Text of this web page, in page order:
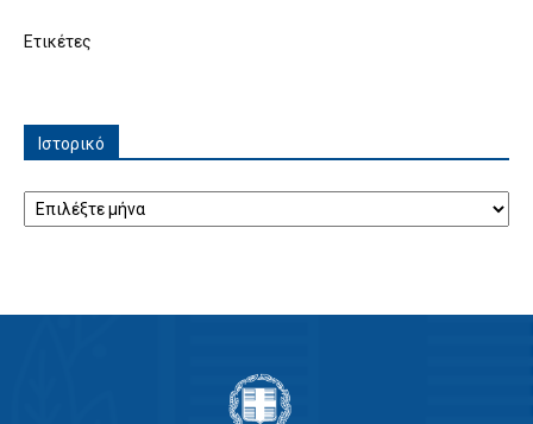
Ετικέτες
Ιστορικό
Ιστορικό